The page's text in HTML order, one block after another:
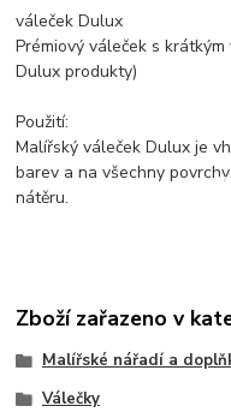
váleček Dulux
Prémiový váleček s
Dulux produkty)
Použití:
Malířský váleček Dulux je
barev a na všechny
nátěru.
Zboží zařazeno v
Malířské nářadí a
Válečky